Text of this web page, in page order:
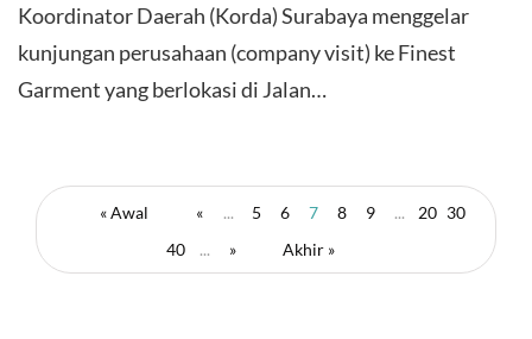
Koordinator Daerah (Korda) Surabaya menggelar
kunjungan perusahaan (company visit) ke Finest
Garment yang berlokasi di Jalan…
« Awal « ... 5 6 7 8 9 ... 20 30
40
... » Akhir »